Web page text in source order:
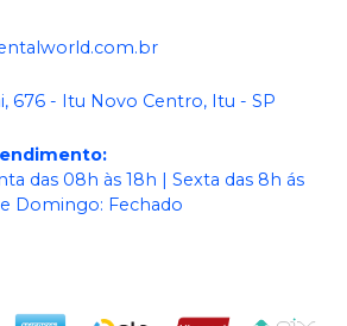
676 - Itu Novo Centro, Itu - SP
:
das 08h às 18h | Sexta das 8h ás
Domingo: Fechado